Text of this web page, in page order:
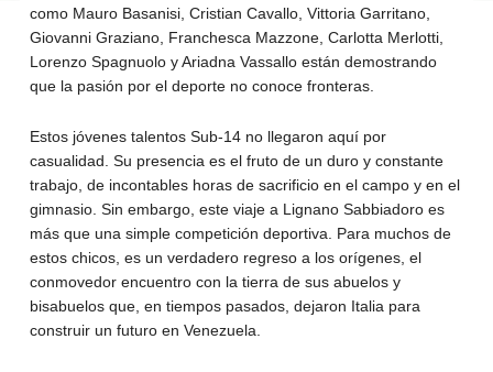
como Mauro Basanisi, Cristian Cavallo, Vittoria Garritano,
Giovanni Graziano, Franchesca Mazzone, Carlotta Merlotti,
Lorenzo Spagnuolo y Ariadna Vassallo están demostrando
que la pasión por el deporte no conoce fronteras.
Estos jóvenes talentos Sub-14 no llegaron aquí por
casualidad. Su presencia es el fruto de un duro y constante
trabajo, de incontables horas de sacrificio en el campo y en el
gimnasio. Sin embargo, este viaje a Lignano Sabbiadoro es
más que una simple competición deportiva. Para muchos de
estos chicos, es un verdadero regreso a los orígenes, el
conmovedor encuentro con la tierra de sus abuelos y
bisabuelos que, en tiempos pasados, dejaron Italia para
construir un futuro en Venezuela.